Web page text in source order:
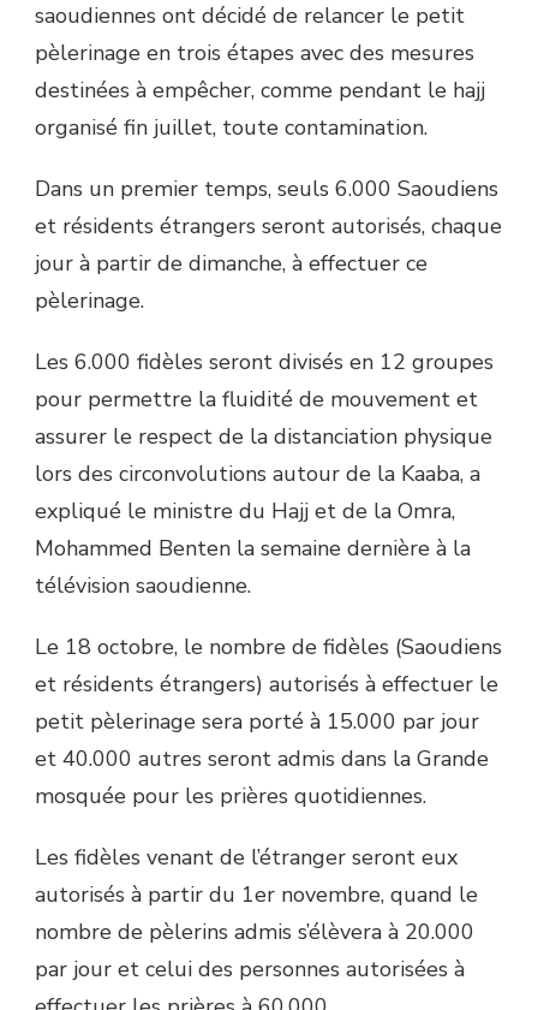
saoudiennes ont décidé de relancer le petit
pèlerinage en trois étapes avec des mesures
destinées à empêcher, comme pendant le hajj
organisé fin juillet, toute contamination.
Dans un premier temps, seuls 6.000 Saoudiens
et résidents étrangers seront autorisés, chaque
jour à partir de dimanche, à effectuer ce
pèlerinage.
Les 6.000 fidèles seront divisés en 12 groupes
pour permettre la fluidité de mouvement et
assurer le respect de la distanciation physique
lors des circonvolutions autour de la Kaaba, a
expliqué le ministre du Hajj et de la Omra,
Mohammed Benten la semaine dernière à la
télévision saoudienne.
Le 18 octobre, le nombre de fidèles (Saoudiens
et résidents étrangers) autorisés à effectuer le
petit pèlerinage sera porté à 15.000 par jour
et 40.000 autres seront admis dans la Grande
mosquée pour les prières quotidiennes.
Les fidèles venant de l’étranger seront eux
autorisés à partir du 1er novembre, quand le
nombre de pèlerins admis s’élèvera à 20.000
par jour et celui des personnes autorisées à